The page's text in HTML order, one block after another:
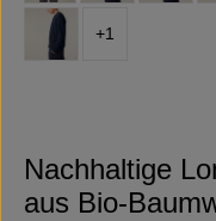
+1
Nachhaltige
aus Bio-